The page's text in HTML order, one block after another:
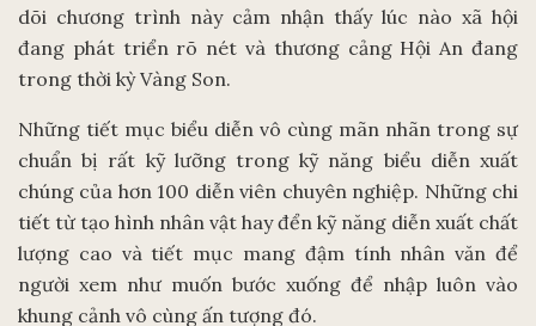
dõi chương trình này cảm nhận thấy lúc nào xã hội
đang phát triển rõ nét và thương cảng Hội An đang
trong thời kỳ Vàng Son.
Những tiết mục biểu diễn vô cùng mãn nhãn trong sự
chuẩn bị rất kỹ lưỡng trong kỹ năng biểu diễn xuất
chúng của hơn 100 diễn viên chuyên nghiệp. Những chi
tiết từ tạo hình nhân vật hay đển kỹ năng diễn xuất chất
lượng cao và tiết mục mang đậm tính nhân văn để
người xem như muốn bước xuống để nhập luôn vào
khung cảnh vô cùng ấn tượng đó.